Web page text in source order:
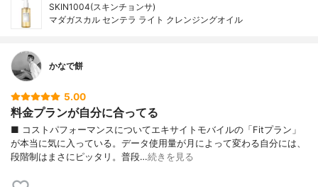
SKIN1004(スキンチョンサ)
マダガスカル センテラ ライト クレンジングオイル
かなで餅
5.00
料金プランが自分に合ってる
■ コストパフォーマンスについてエキサイトモバイルの「Fitプラン」
が本当に気に入っている。データ使用量が月によって変わる自分には、
段階制はまさにピッタリ。普段…続きを見る